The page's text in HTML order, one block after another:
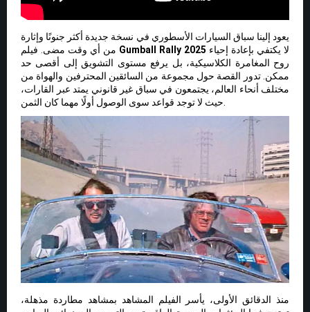
يعود إلينا سباق السيارات الأسطوري في نسخة جديدة أكثر جنونًا وإثارة
Gumball Rally 2025
روح المغامرة الكلاسيكية، بل يرفع مستوى التشويق إلى أقصى حد
ممكن. تدور القصة حول مجموعة من السائقين المحترفين والهواة من
مختلف أنحاء العالم، يجتمعون في سباق غير قانوني يمتد عبر القارات،
منذ الدقائق الأولى، يأسر الفيلم المشاهد بمشاهد مطاردة مذهلة،